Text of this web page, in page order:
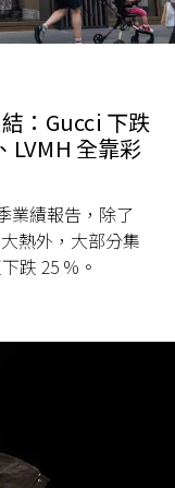
：Gucci 下跌
LVMH 全靠彩
業績報告，除了
熱外，大部分集
跌 25 %。